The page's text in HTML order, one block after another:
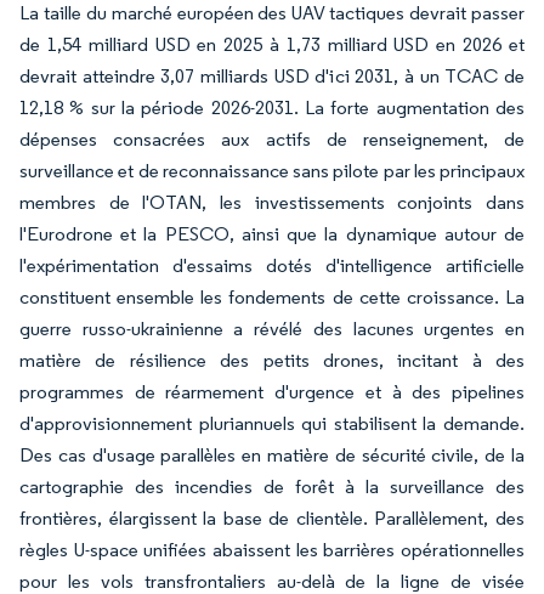
La taille du marché européen des UAV tactiques devrait passer
de 1,54 milliard USD en 2025 à 1,73 milliard USD en 2026 et
devrait atteindre 3,07 milliards USD d'ici 2031, à un TCAC de
12,18 % sur la période 2026-2031. La forte augmentation des
dépenses consacrées aux actifs de renseignement, de
surveillance et de reconnaissance sans pilote par les principaux
membres de l'OTAN, les investissements conjoints dans
l'Eurodrone et la PESCO, ainsi que la dynamique autour de
l'expérimentation d'essaims dotés d'intelligence artificielle
constituent ensemble les fondements de cette croissance. La
guerre russo-ukrainienne a révélé des lacunes urgentes en
matière de résilience des petits drones, incitant à des
programmes de réarmement d'urgence et à des pipelines
d'approvisionnement pluriannuels qui stabilisent la demande.
Des cas d'usage parallèles en matière de sécurité civile, de la
cartographie des incendies de forêt à la surveillance des
frontières, élargissent la base de clientèle. Parallèlement, des
règles U-space unifiées abaissent les barrières opérationnelles
pour les vols transfrontaliers au-delà de la ligne de visée